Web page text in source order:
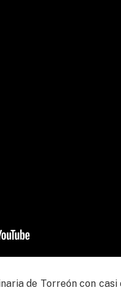
de Torreón con